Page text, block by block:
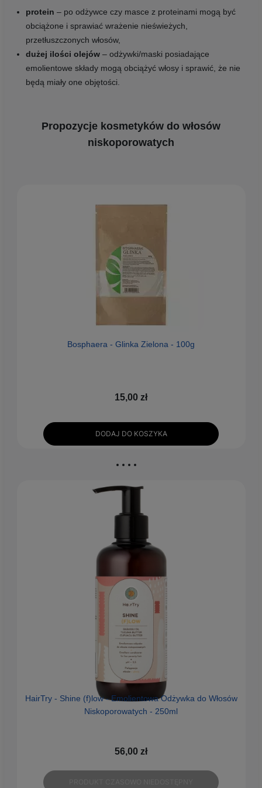
protein – po odżywce czy masce z proteinami mogą być
obciążone i sprawiać wrażenie nieświeżych,
przetłuszczonych włosów,
dużej ilości olejów– odżywki/maski posiadające
emolientowe składy mogą obciążyć włosy i sprawić, że nie
będą miały one objętości.
Propozycje kosmetyków do włosów
niskoporowatych
Bosphaera - Glinka Zielona - 100g
15,00 zł
DODAJ DO KOSZYKA
HairTry - Shine (f)low - Emolientowa Odżywka do Włosów
Niskoporowatych - 250ml
56,00 zł